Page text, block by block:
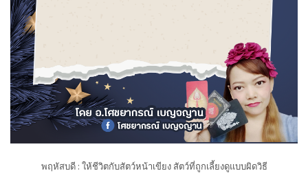
พฤหัสบดี : ให้ชีวิตกับสัตว์หน้าเขียง สัตว์ที่ถูกเลี้ยงดูแบบผิดวิธี